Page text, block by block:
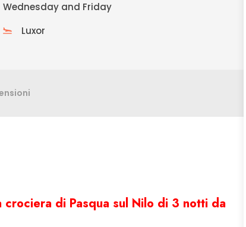
Wednesday and Friday
Luxor
di Pasqua sul Nilo di 3 notti da